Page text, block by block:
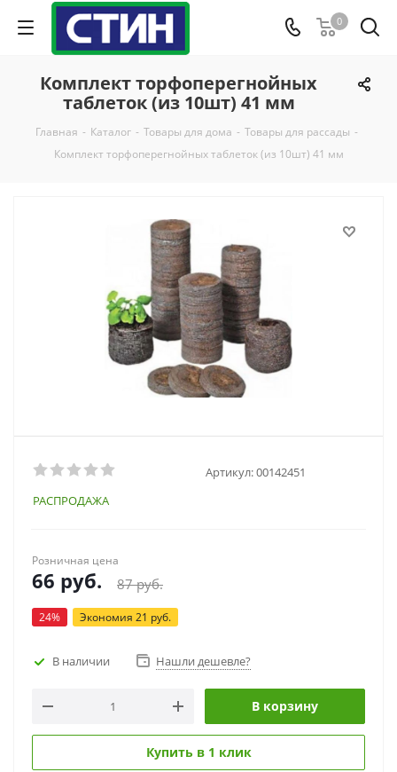
0
Комплект торфоперегнойных
таблеток (из 10шт) 41 мм
Главная - Каталог - Товары для дома - Товары для рассады -
Комплект торфоперегнойных таблеток (из 10шт) 41 мм
Артикул:00142451
РАСПРОДАЖА
Розничная цена
66 руб. 87руб.
24% Экономия 21 руб.
В наличии Нашли дешевле?
В корзину
Купить в 1 клик